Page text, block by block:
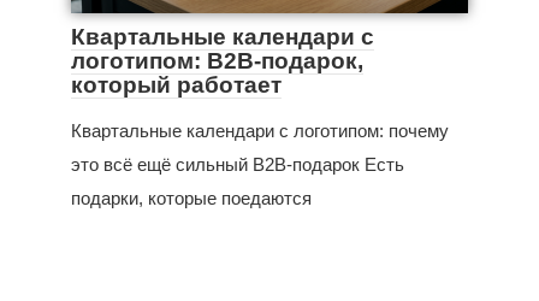
Квартальные календари с
логотипом: B2B-подарок,
который работает
Квартальные календари с логотипом: почему
это всё ещё сильный B2B-подарок Есть
подарки, которые поедаются